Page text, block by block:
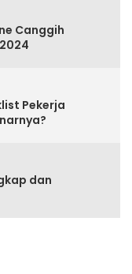
Canggih
Pekerja
dan